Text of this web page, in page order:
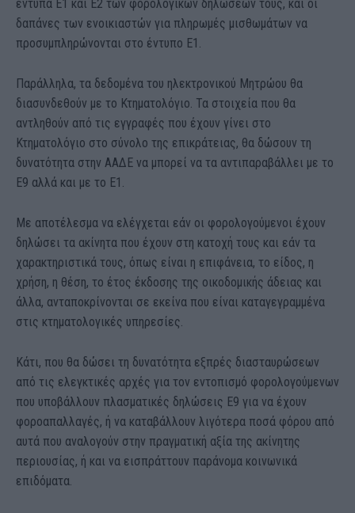
έντυπα Ε1 και Ε2 των φορολογικών δηλώσεών τους, και οι
δαπάνες των ενοικιαστών για πληρωμές μισθωμάτων να
προσυμπληρώνονται στο έντυπο Ε1.
Παράλληλα, τα δεδομένα του ηλεκτρονικού Μητρώου θα
διασυνδεθούν με το Κτηματολόγιο. Τα στοιχεία που θα
αντληθούν από τις εγγραφές που έχουν γίνει στο
Κτηματολόγιο στο σύνολο της επικράτειας, θα δώσουν τη
δυνατότητα στην ΑΑΔΕ να μπορεί να τα αντιπαραβάλλει με το
Ε9 αλλά και με το Ε1.
Με αποτέλεσμα να ελέγχεται εάν οι φορολογούμενοι έχουν
δηλώσει τα ακίνητα που έχουν στη κατοχή τους και εάν τα
χαρακτηριστικά τους, όπως είναι η επιφάνεια, το είδος, η
χρήση, η θέση, το έτος έκδοσης της οικοδομικής άδειας και
άλλα, ανταποκρίνονται σε εκείνα που είναι καταγεγραμμένα
στις κτηματολογικές υπηρεσίες.
Κάτι, που θα δώσει τη δυνατότητα εξπρές διασταυρώσεων
από τις ελεγκτικές αρχές για τον εντοπισμό φορολογούμενων
που υποβάλλουν πλασματικές δηλώσεις Ε9 για να έχουν
φοροαπαλλαγές, ή να καταβάλλουν λιγότερα ποσά φόρου από
αυτά που αναλογούν στην πραγματική αξία της ακίνητης
περιουσίας, ή και να εισπράττουν παράνομα κοινωνικά
επιδόματα.